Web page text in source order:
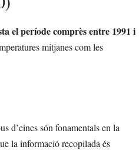
el període comprès entre 1991 i
mitjanes com les
d’eines són fonamentals en la
la informació recopilada és